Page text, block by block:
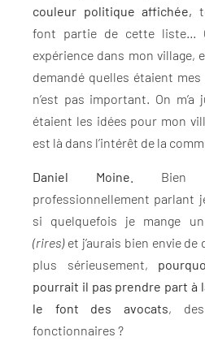
couleur politique affichée,
font partie de cette liste…
expérience dans mon village,
demandé quelles étaient
n’est pas important. On m’a
étaient les idées pour mon
est là dans l’intérêt de la
Daniel Moine. Bien
professionnellement parlant
si quelquefois je mange
(rires)et j’aurais bien envie de
plus sérieusement,
pourrait il pas prendre part à
le font des avocats,
fonctionnaires ?